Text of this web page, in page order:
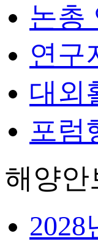
논총
연구
대외
포럼
해양안
2028